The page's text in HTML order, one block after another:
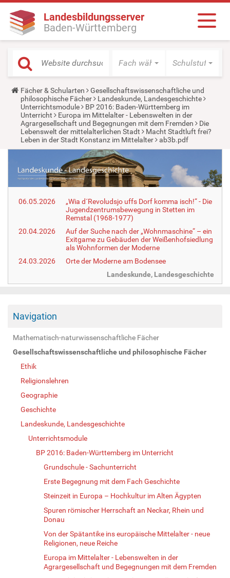
Landesbildungsserver
Baden-Württemberg
Fach wählen Schulstufe
Y
o
u
a
r
e
h
e
:
Fächer & Schularten
Gesellschaftswissenschaftliche und
philosophische Fächer
Landeskunde, Landesgeschichte
Unterrichtsmodule
BP 2016: Baden-Württemberg im
Unterricht
Europa im Mittelalter - Lebenswelten in der
Agrargesellschaft und Begegnungen mit dem Fremden
Die
Lebenswelt der mittelalterlichen Stadt
Macht Stadtluft frei?
Leben in der Stadt Konstanz im Mittelalter
ab3b.pdf
06.05.2026
„Wia d´Revoludsjo uffs Dorf komma isch!“ - Die
Jugendzentrumsbewegung in Stetten im
Remstal (1968-1977)
20.04.2026
Auf der Suche nach der „Wohnmaschine“ – ein
Exitgame zu Gebäuden der Weißenhofsiedlung
als Wohnformen der Moderne
24.03.2026
Orte der Moderne am Bodensee
Landeskunde, Landesgeschichte
Navigation
Mathematisch-naturwissenschaftliche Fächer
Gesellschaftswissenschaftliche und philosophische Fächer
Ethik
Religionslehren
Geographie
Geschichte
Landeskunde, Landesgeschichte
Unterrichtsmodule
BP 2016: Baden-Württemberg im Unterricht
Grundschule - Sachunterricht
Erste Begegnung mit dem Fach Geschichte
Steinzeit in Europa – Hochkultur im Alten Ägypten
Spuren römischer Herrschaft an Neckar, Rhein und
Donau
Von der Spätantike ins europäische Mittelalter - neue
Religionen, neue Reiche
Europa im Mittelalter - Lebenswelten in der
Agrargesellschaft und Begegnungen mit dem Fremden